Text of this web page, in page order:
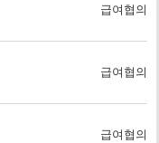
급여협의
급여협의
급여협의